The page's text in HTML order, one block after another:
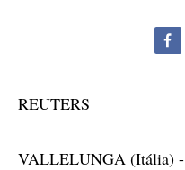
REUTERS
VALLELUNGA (Itália) -